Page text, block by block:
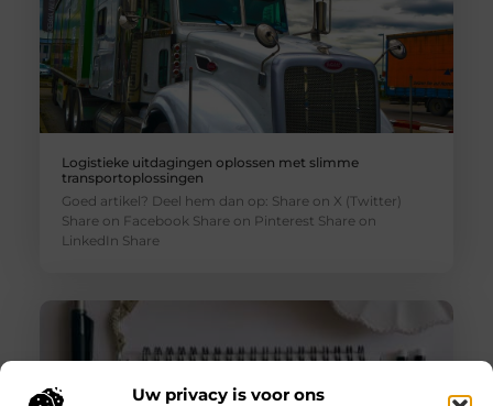
Uw privacy is voor ons
Logistieke uitdagingen oplossen met slimme
transportoplossingen
Goed artikel? Deel hem dan op: Share on X (Twitter)
Share on Facebook Share on Pinterest Share on
LinkedIn Share